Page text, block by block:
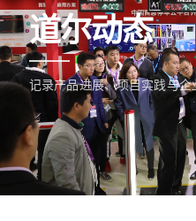
道尔动态
记录产品进展、项目实践与